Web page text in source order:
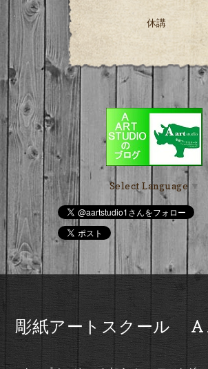
休講
Select Language ▼
彫紙アートスクール